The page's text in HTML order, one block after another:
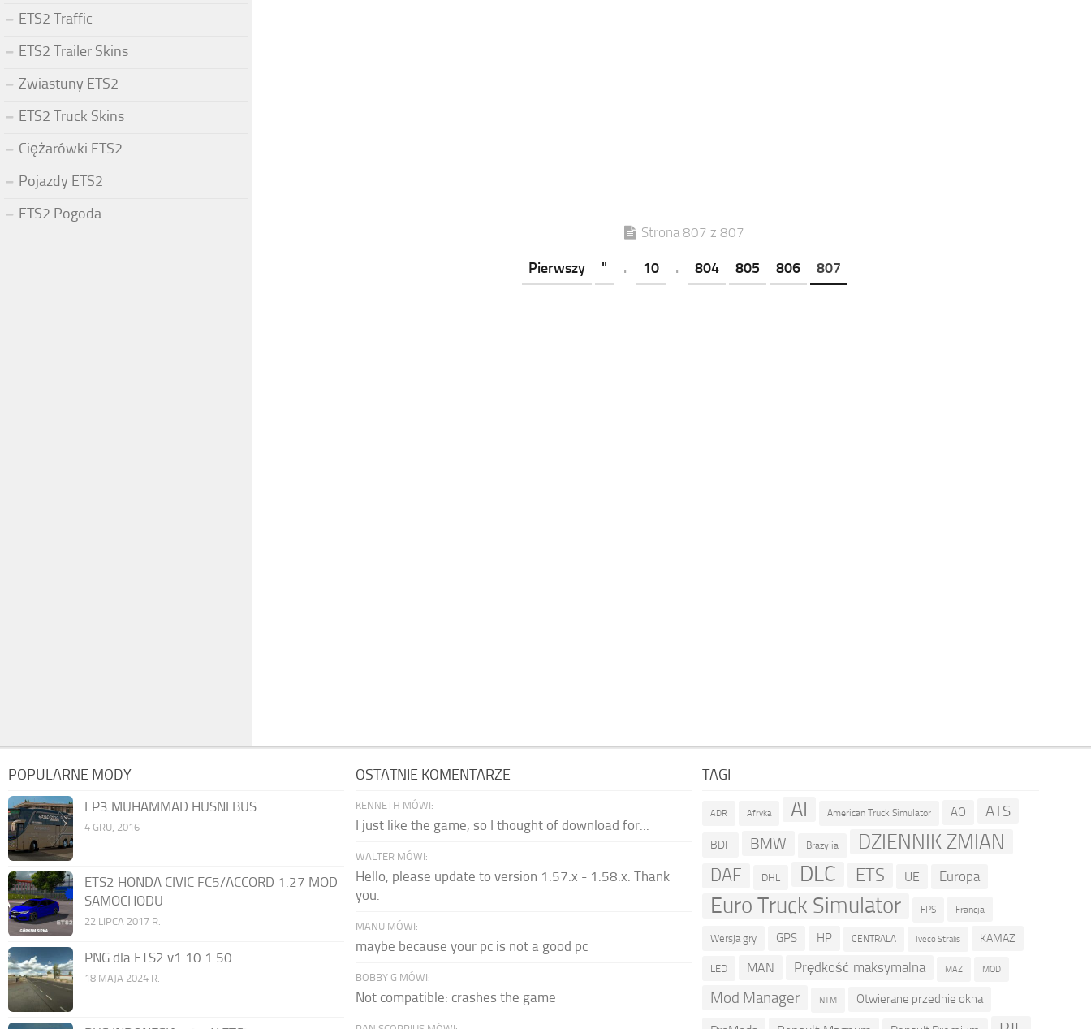
Strona 807 z 807
Pierwszy " . 10 . 804 805 806 807
ETS2 Traffic
ETS2 Trailer Skins
Zwiastuny ETS2
ETS2 Truck Skins
Ciężarówki ETS2
Pojazdy ETS2
ETS2 Pogoda
POPULARNE MODY
EP3 MUHAMMAD HUSNI BUS
4 GRU, 2016
ETS2 HONDA CIVIC FC5/ACCORD 1.27 MOD
SAMOCHODU
22 LIPCA 2017 R.
PNG dla ETS2 v1.10 1.50
18 MAJA 2024 R.
OSTATNIE KOMENTARZE
KENNETH MÓWI:
I just like the game, so I thought of download for...
WALTER MÓWI:
Hello, please update to version 1.57.x - 1.58.x. Thank
you.
MANU MÓWI:
maybe because your pc is not a good pc
BOBBY G MÓWI:
Not compatible: crashes the game
TAGI
ADR Afryka AI American Truck Simulator AO ATS
BDF BMW Brazylia DZIENNIK ZMIAN
DAF DHL DLC ETS UE Europa
Euro Truck Simulator FPS Francja
Wersja gry GPS HP CENTRALA Iveco Stralis KAMAZ
LED MAN Prędkość maksymalna MAZ MOD
Mod Manager NTM Otwierane przednie okna